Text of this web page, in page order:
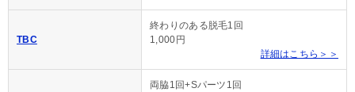
TBC
終わりのある脱毛1回
1,000円
詳細はこちら＞＞
両脇1回+Sパーツ1回